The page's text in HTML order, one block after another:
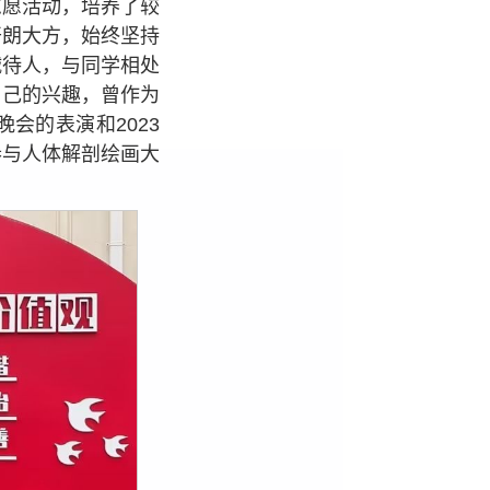
活动，培养了较
大方，始终坚持
人，与同学相处
的兴趣，曾作为
会的表演和2023
人体解剖绘画大